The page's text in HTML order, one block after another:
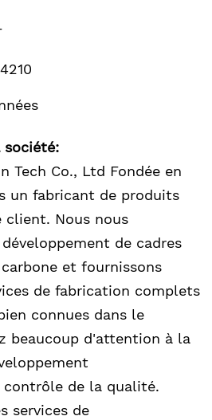
société:
Tech Co., Ltd Fondée en
un fabricant de produits
client. Nous nous
de cadres
et fournissons
de fabrication complets
connues dans le
beaucoup d'attention à la
contrôle de la qualité.
services de